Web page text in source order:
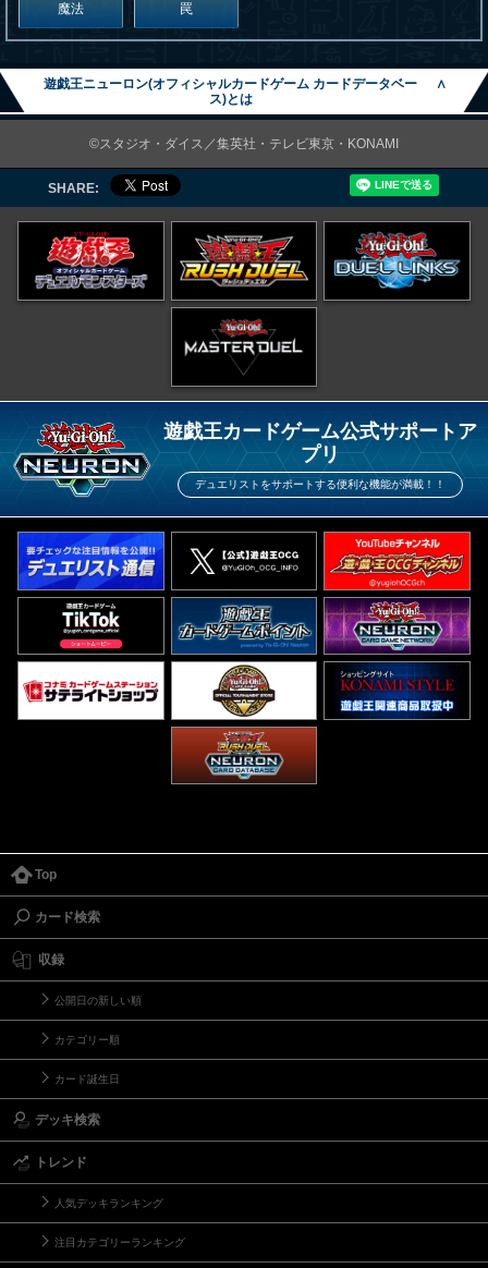
魔法 罠
遊戯王ニューロン(オフィシャルカードゲーム カードデータベー
ス)とは
∧
©スタジオ・ダイス／集英社・テレビ東京・KONAMI
SHARE:
遊戯王カードゲーム公式サポートア
プリ
デュエリストをサポートする便利な機能が満載！！
Top
カード検索
収録
公開日の新しい順
カテゴリー順
カード誕生日
デッキ検索
トレンド
人気デッキランキング
注目カテゴリーランキング